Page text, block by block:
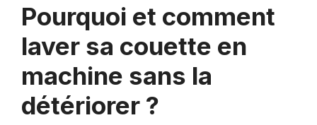
Pourquoi et comment
laver sa couette en
machine sans la
détériorer ?